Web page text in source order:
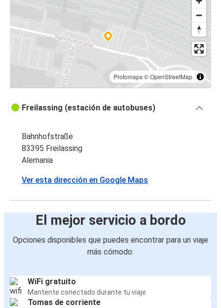
Protomaps©OpenStreetMap
Freilassing (estación de autobuses)
Bahnhofstraße
83395 Freilassing
Alemania
Ver esta dirección en Google Maps
El mejor servicio a bordo
Opciones disponibles que puedes encontrar para un viaje
más cómodo:
WiFi gratuito
Mantente conectado durante tu viaje
Tomas de corriente